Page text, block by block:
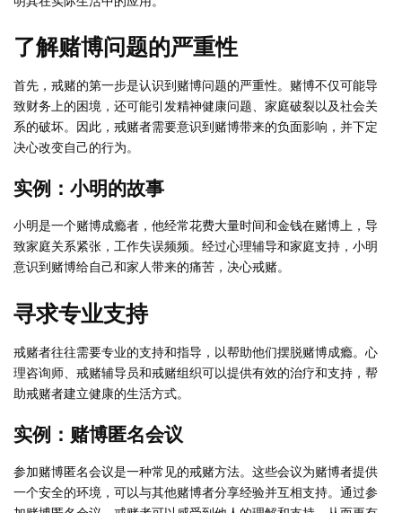
了解赌博问题的严重性
首先，戒赌的第一步是认识到赌博问题的严重性。赌博不仅可能导
致财务上的困境，还可能引发精神健康问题、家庭破裂以及社会关
系的破坏。因此，戒赌者需要意识到赌博带来的负面影响，并下定
决心改变自己的行为。
实例：小明的故事
小明是一个赌博成瘾者，他经常花费大量时间和金钱在赌博上，导
致家庭关系紧张，工作失误频频。经过心理辅导和家庭支持，小明
意识到赌博给自己和家人带来的痛苦，决心戒赌。
寻求专业支持
戒赌者往往需要专业的支持和指导，以帮助他们摆脱赌博成瘾。心
理咨询师、戒赌辅导员和戒赌组织可以提供有效的治疗和支持，帮
助戒赌者建立健康的生活方式。
实例：赌博匿名会议
参加赌博匿名会议是一种常见的戒赌方法。这些会议为赌博者提供
一个安全的环境，可以与其他赌博者分享经验并互相支持。通过参